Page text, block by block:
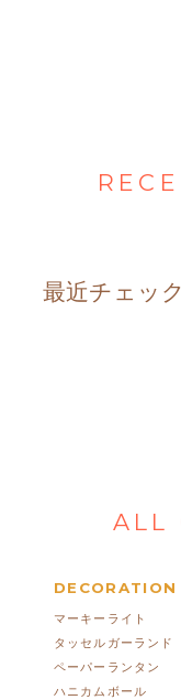
最近チェッ
ALL
DECORATION
マーキーライト
タッセルガーランド
ペーパーランタン
ハニカムボール